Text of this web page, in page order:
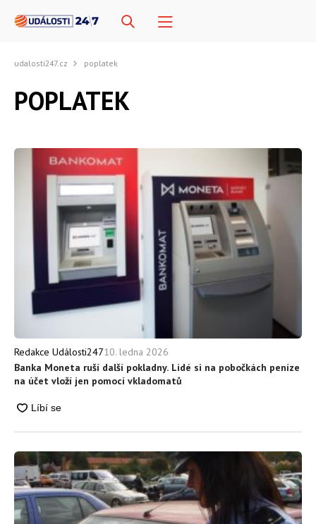
udalosti247.cz poplatek
POPLATEK
Redakce Události24710. ledna 2026
Banka Moneta ruší další pokladny. Lidé si na pobočkách peníze
na účet vloží jen pomocí vkladomatů